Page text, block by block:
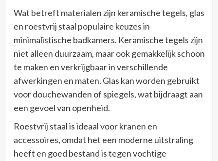
Wat betreft materialen zijn keramische tegels, glas
en roestvrij staal populaire keuzes in
minimalistische badkamers. Keramische tegels zijn
niet alleen duurzaam, maar ook gemakkelijk schoon
te maken en verkrijgbaar in verschillende
afwerkingen en maten. Glas kan worden gebruikt
voor douchewanden of spiegels, wat bijdraagt aan
een gevoel van openheid.
Roestvrij staal is ideaal voor kranen en
accessoires, omdat het een moderne uitstraling
heeft en goed bestand is tegen vochtige